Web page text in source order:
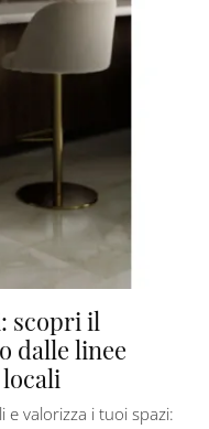
scopri il
dalle linee
e valorizza i tuoi spazi: